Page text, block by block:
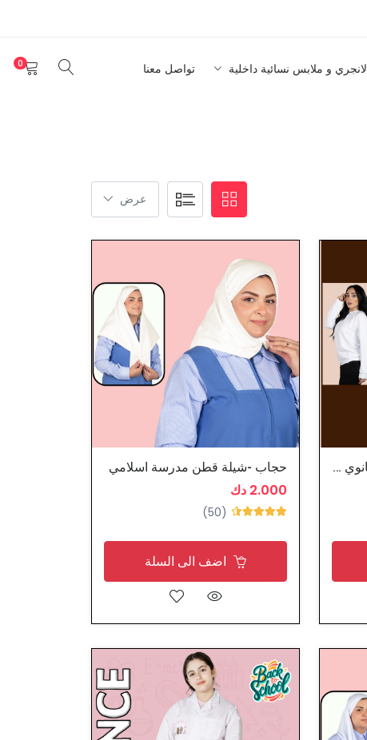
لانجري و ملابس نسائية داخلية تواصل معنا 0
تيشرت - بلوزة نسائي قطن ثانوي رياضية المدرسة حجاب -شيلة قطن مدرسة اسلامي
2.000 دك
(50)
اضف الى السلة